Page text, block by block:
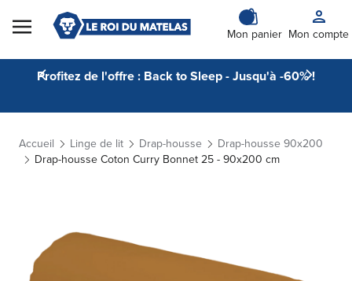
Skip to Content
Mon panier Mon compte
Profitez de l'offre : Back to Sleep - Jusqu'à -60% !
Accueil Linge de lit Drap-housse
Drap-housse 90x200
Drap-housse Coton Curry Bonnet 25 - 90x200 cm